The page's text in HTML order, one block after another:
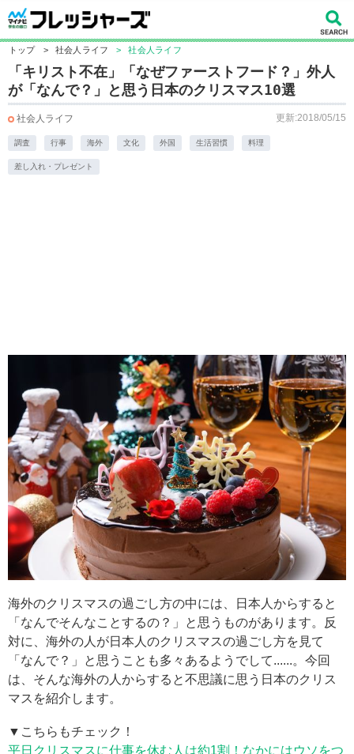
トップ > 社会人ライフ > 社会人ライフ
「キリスト不在」「なぜファーストフード？」外人
が「なんで？」と思う日本のクリスマス10選
社会人ライフ 更新:2018/05/15
調査 行事 海外 文化 外国 生活習慣 料理
差し入れ・プレゼント
海外のクリスマスの過ごし方の中には、日本人からすると
「なんでそんなことするの？」と思うものがあります。反
対に、海外の人が日本人のクリスマスの過ごし方を見て
「なんで？」と思うことも多々あるようでして......。今回
は、そんな海外の人からすると不思議に思う日本のクリス
マスを紹介します。
▼こちらもチェック！
平日クリスマスに仕事を休む人は約1割！なかにはウソをつ